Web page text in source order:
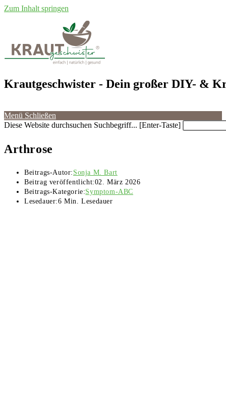
Zum Inhalt springen
Krautgeschwister - Dein großer DIY- &
Menü Schließen
Diese Website durchsuchen Suchbegriff... [Enter-Taste]
Arthrose
Beitrags-Autor: Sonja M. Bart
Beitrag veröffentlicht:02. März 2026
Beitrags-Kategorie:Symptom-ABC
Lesedauer:6 Min. Lesedauer